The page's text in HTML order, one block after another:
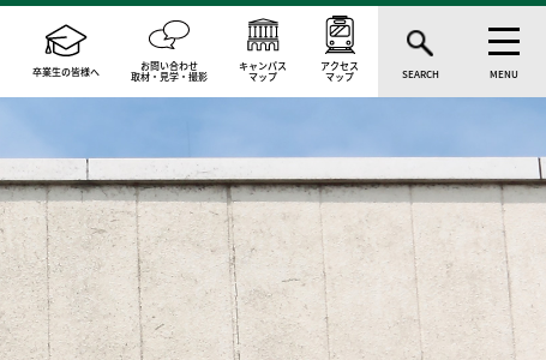
卒業生の皆様へ お問い合わせ
取材・見学・撮影
キャンパス
マップ
アクセス
マップ SEARCH MENU